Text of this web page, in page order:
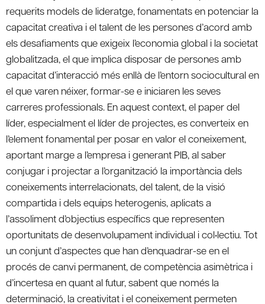
requerits models de lideratge, fonamentats en potenciar la
capacitat creativa i el talent de les persones d’acord amb
els desafiaments que exigeix l’economia global i la societat
globalitzada, el que implica disposar de persones amb
capacitat d’interacció més enllà de l’entorn sociocultural en
el que varen néixer, formar-se e iniciaren les seves
carreres professionals. En aquest context, el paper del
líder, especialment el líder de projectes, es converteix en
l’element fonamental per posar en valor el coneixement,
aportant marge a l’empresa i generant PIB, al saber
conjugar i projectar a l’organització la importància dels
coneixements interrelacionats, del talent, de la visió
compartida i dels equips heterogenis, aplicats a
l’assoliment d’objectius específics que representen
oportunitats de desenvolupament individual i col•lectiu. Tot
un conjunt d’aspectes que han d’enquadrar-se en el
procés de canvi permanent, de competència asimètrica i
d’incertesa en quant al futur, sabent que només la
determinació, la creativitat i el coneixement permeten